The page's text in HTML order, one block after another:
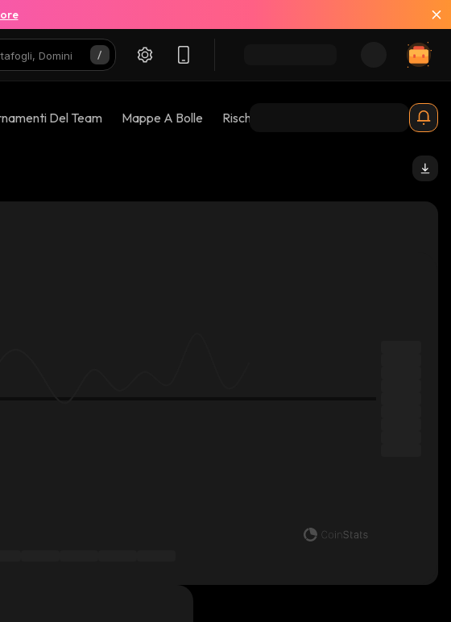
Del Team Mappe A Bolle Rischi 😱